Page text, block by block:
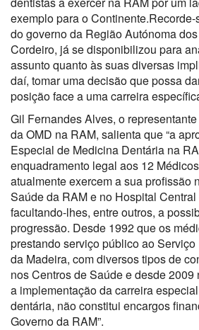
exemplo para o
do governo da Região Autónoma
Cordeiro, já se disponibilizou para
assunto quanto às suas diversas
daí, tomar uma decisão que possa
posição face a uma carreira
Gil Fernandes Alves, o
da OMD na RAM, salienta que “a
Especial de Medicina Dentária na
enquadramento legal aos 12
atualmente exercem a sua profissão
Saúde da RAM e no Hospital
facultando-lhes, entre outros, a
progressão. Desde 1992 que os
prestando serviço público ao
da Madeira, com diversos tipos de
nos Centros de Saúde e desde 2009
a implementação da carreira
dentária, não constitui encargos
Governo da RAM”.